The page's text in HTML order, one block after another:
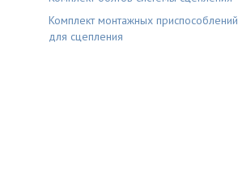
Комплект монтажных приспособлений
для сцепления